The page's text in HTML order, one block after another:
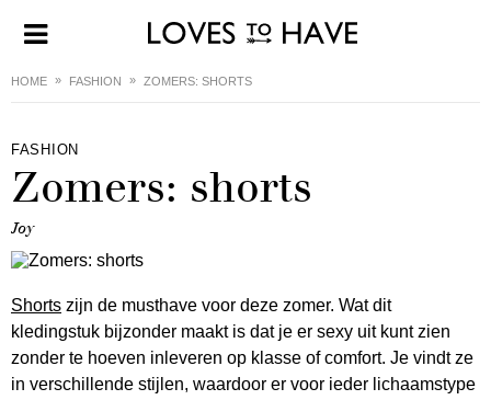
HOME FASHION ZOMERS: SHORTS
FASHION
Zomers: shorts
Joy
Shorts zijn de musthave voor deze zomer. Wat dit
kledingstuk bijzonder maakt is dat je er sexy uit kunt zien
zonder te hoeven inleveren op klasse of comfort. Je vindt ze
in verschillende stijlen, waardoor er voor ieder lichaamstype